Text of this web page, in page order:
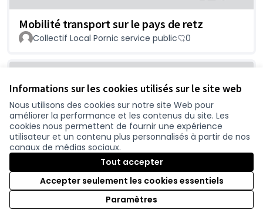
Informations sur les cookies utilisés sur le site web
Nous utilisons des cookies sur notre site Web pour
améliorer la performance et les contenus du site. Les
cookies nous permettent de fournir une expérience
utilisateur et un contenu plus personnalisés à partir de nos
canaux de médias sociaux.
Tout accepter
Accepter seulement les cookies essentiels
Paramètres
Mobilité transport sur le pays de retz
Collectif Local Pornic service public 0
Laeq, bruit de circulation automobile
perturbant de nos villes